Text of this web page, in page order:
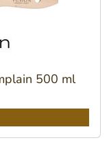
500 ml